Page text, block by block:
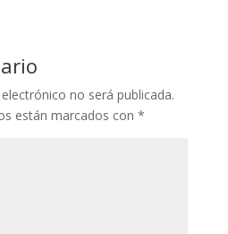
no será publicada.
están marcados con *